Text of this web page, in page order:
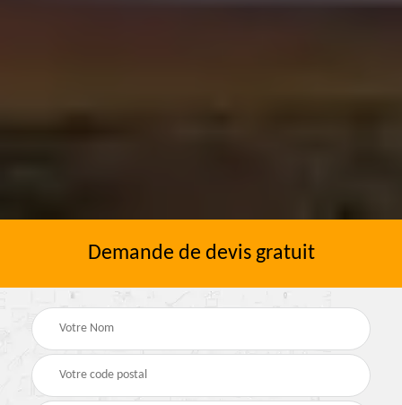
Demande de devis gratuit